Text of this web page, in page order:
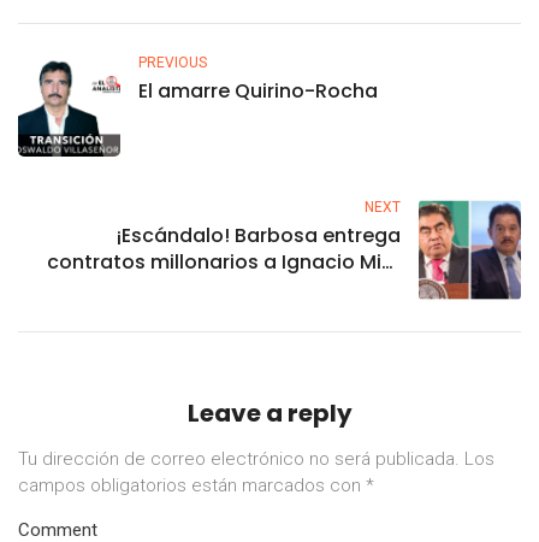
PREVIOUS
El amarre Quirino-Rocha
NEXT
¡Escándalo! Barbosa entrega
contratos millonarios a Ignacio Mier
Leave a reply
Tu dirección de correo electrónico no será publicada. Los
campos obligatorios están marcados con *
Comment